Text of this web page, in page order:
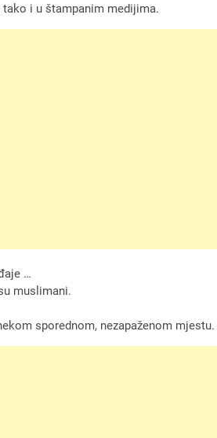
i u štampanim medijima.
…
muslimani.
sporednom, nezapaženom mjestu.